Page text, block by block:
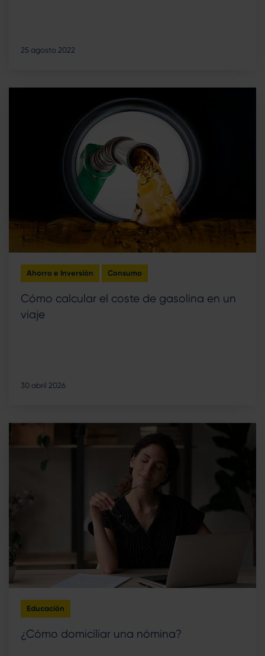
25 agosto 2022
Ahorro e Inversión Consumo
Cómo calcular el coste de gasolina en un
viaje
30 abril 2026
Educación
¿Cómo domiciliar una nómina?